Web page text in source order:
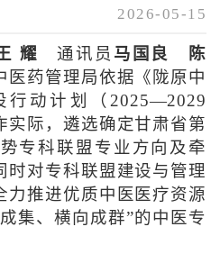
2026-05-15
耀 通讯员 马国良 陈
医药管理局依据《陇原中
行动计划（2025—2029
实际，遴选确定甘肃省第
专科联盟专业方向及牵
时对专科联盟建设与管理
力推进优质中医医疗资源
集、横向成群”的中医专